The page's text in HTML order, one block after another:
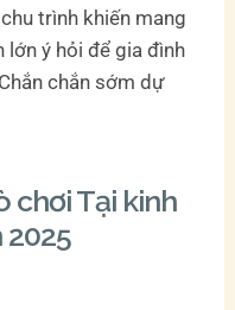
trình khiến mang
lớn ý hỏi để gia đình
chắn sớm dự
chơi Tại kinh